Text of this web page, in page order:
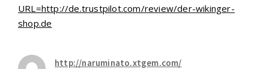
URL=http://de.trustpilot.com/review/der-wikinger-
shop.de
http://naruminato.xtgem.com/